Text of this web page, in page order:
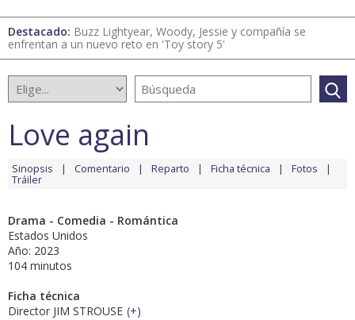
Destacado: Buzz Lightyear, Woody, Jessie y compañía se
enfrentan a un nuevo reto en 'Toy story 5'
Love again
Sinopsis Comentario Reparto Ficha técnica Fotos
Tráiler
Drama - Comedia - Romántica
Estados Unidos
Año: 2023
104 minutos
Ficha técnica
Director JIM STROUSE (+)